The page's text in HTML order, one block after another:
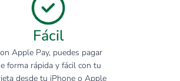
Fácil
Apple Pay, puedes pagar
forma rápida y fácil con tu
desde tu iPhone o Apple